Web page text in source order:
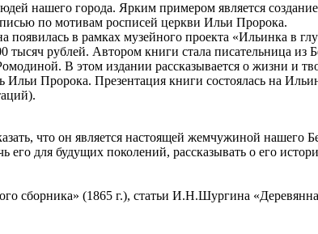
нашего города. Ярким примером является
по мотивам росписей церкви Ильи Пророка.
в рамках музейного проекта «Ильинка в
рублей. Автором книги стала писательница из
В этом издании рассказывается о жизни и
Пророка. Презентация книги состоялась на
что он является настоящей жемчужиной нашего
для будущих поколений, рассказывать о его
сборника» (1865 г.), статьи И.Н.Шургина